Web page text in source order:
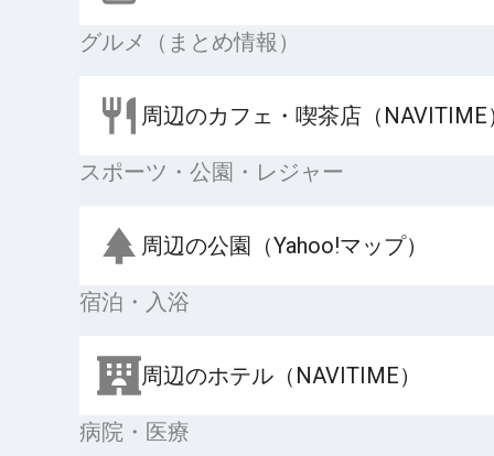
グルメ（まとめ情報）
周辺のカフェ・喫茶店（NAVITIME
スポーツ・公園・レジャー
周辺の公園（Yahoo!マップ）
宿泊・入浴
周辺のホテル（NAVITIME）
病院・医療